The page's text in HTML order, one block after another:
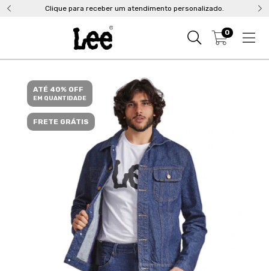
Clique para receber um atendimento personalizado.
0
ATÉ 40% OFF
EM QUANTIDADE
FRETE GRÁTIS